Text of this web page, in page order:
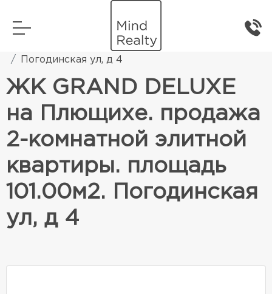
Элитная жилая недвижимость
Погодинская ул, д 4
ЖК GRAND DELUXE
на Плющихе. продажа
2-комнатной элитной
квартиры. площадь
101.00м2. Погодинская
ул, д 4